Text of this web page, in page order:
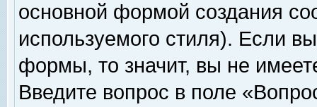
основной формой создания
используемого стиля). Если
формы, то значит, вы не
Введите вопрос в поле